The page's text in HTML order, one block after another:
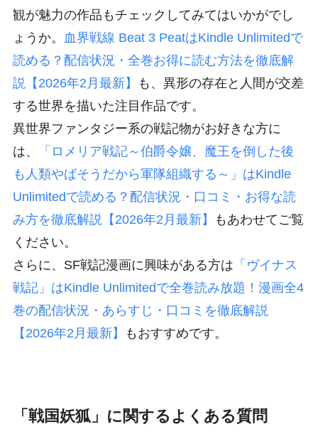
観が魅力の作品もチェックしてみてはいかがでし
ょうか。
血界戦線 Beat 3 PeatはKindle Unlimitedで
読める？配信状況・全巻お得に読む方法を徹底解
説【2026年2月最新】
も、異形の存在と人間が交差
する世界を描いた注目作品です。
異世界ファンタジー系の戦記物がお好きな方に
は、
「ロメリア戦記～伯爵令嬢、魔王を倒した後
も人類やばそうだから軍隊組織する～」はKindle
Unlimitedで読める？配信状況・口コミ・お得な読
み方を徹底解説【2026年2月最新】
もあわせてご覧
ください。
さらに、SF戦記漫画に興味がある方は 「ヴイナス
戦記」はKindle Unlimitedで全巻読み放題！漫画全4
巻の配信状況・あらすじ・口コミを徹底解説
【2026年2月最新】
もおすすめです。
「戦国妖狐」に関するよくある質問